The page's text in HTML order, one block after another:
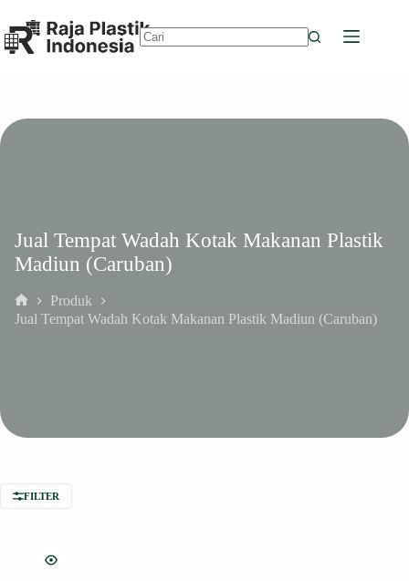
to
content
Jual Tempat Wadah Kotak Makanan Plastik
Madiun (Caruban)
Home
Produk
Jual Tempat Wadah Kotak Makanan Plastik Madiun (Caruban)
FILTER